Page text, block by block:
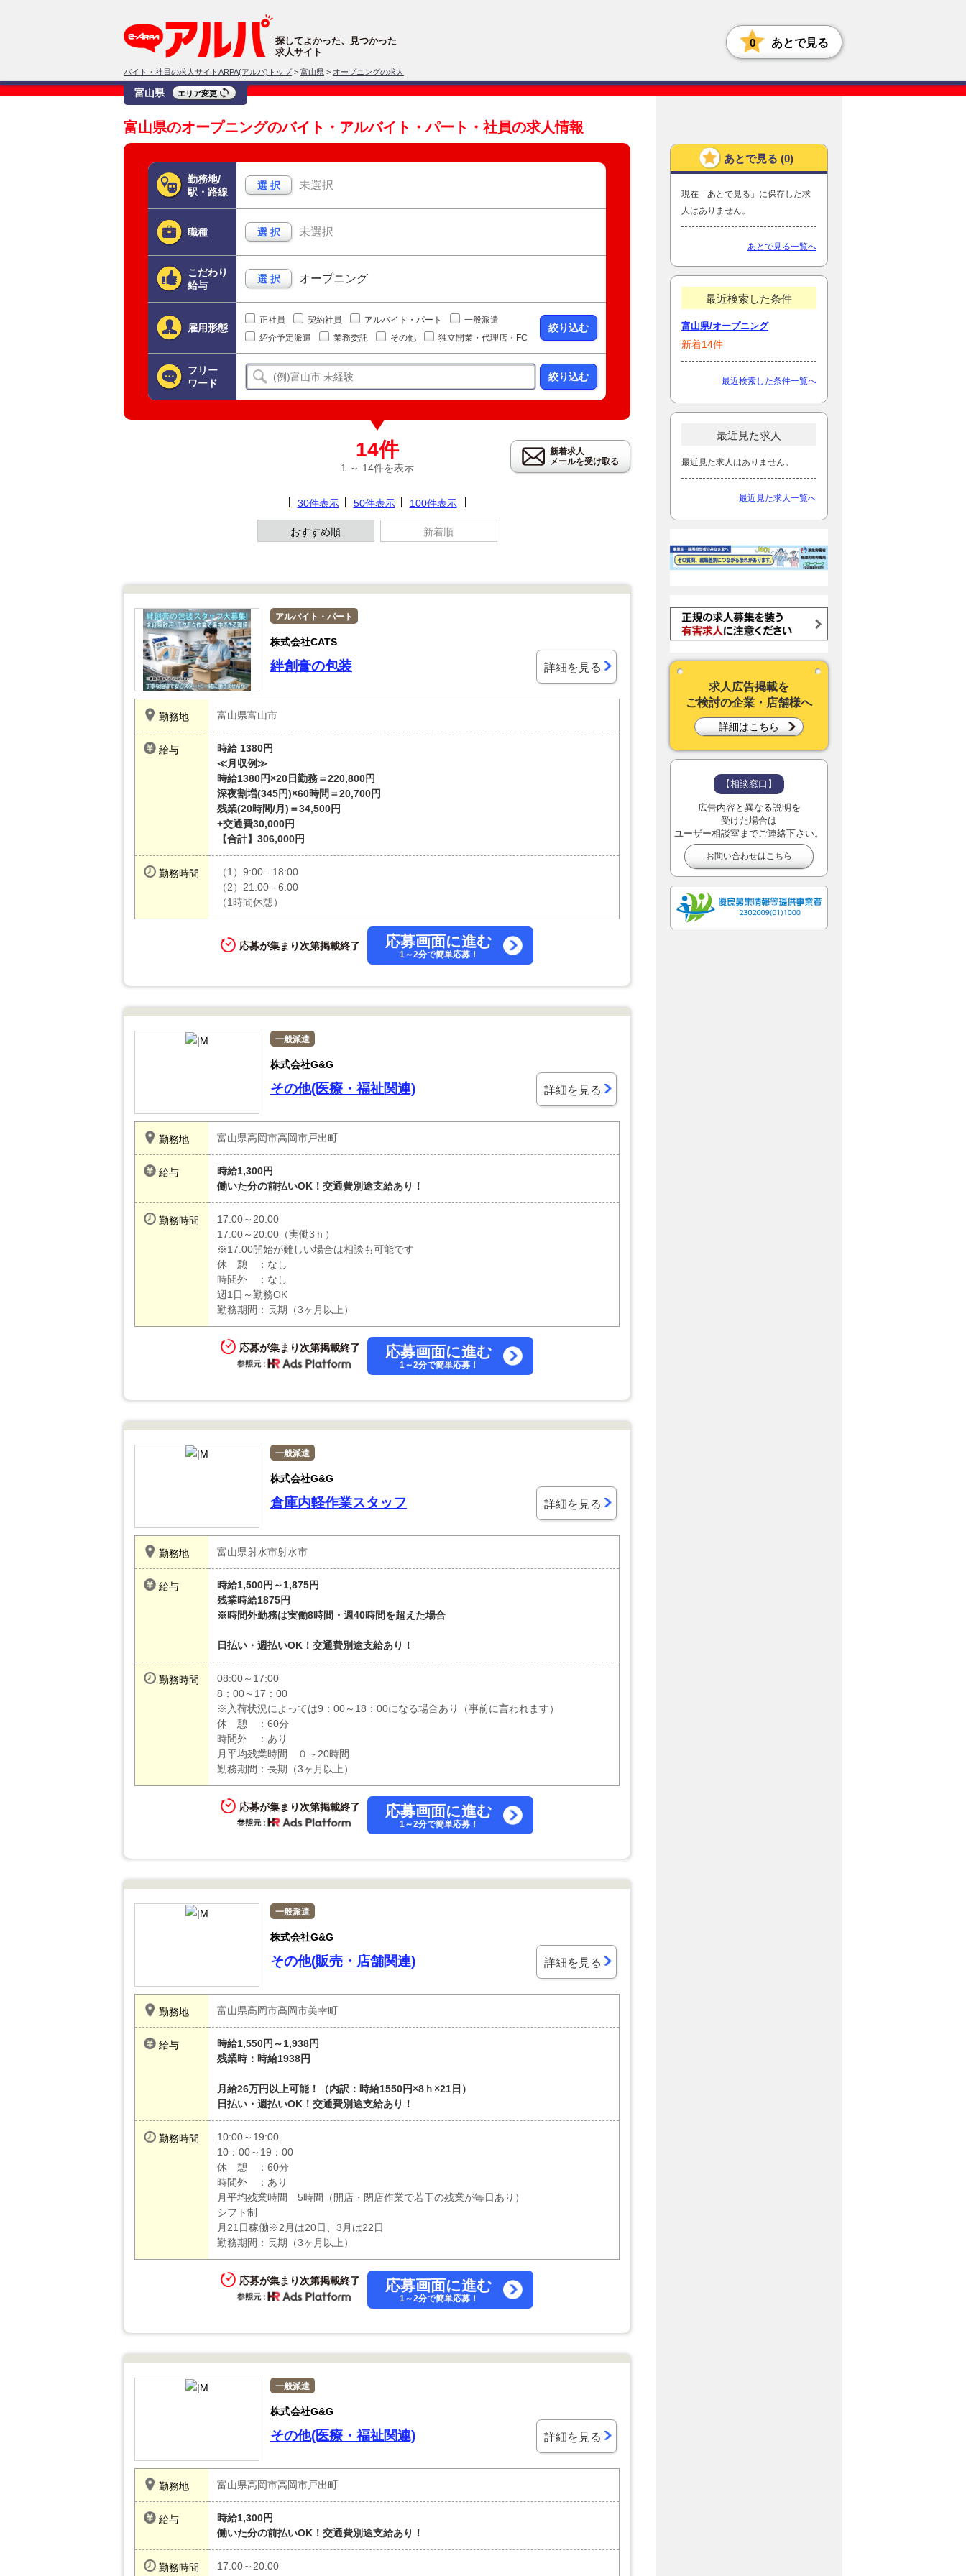
探してよかった、見つかった
求人サイト
バイト・社員の求人サイトARPA(アルパ)トップ > 富山県 > オープニングの求人
0 あとで見る
富山県 エリア変更
富山県のオープニングのバイト・アルバイト・パート・社員の求人情報
勤務地/
駅・路線
選 択 未選択
職種 選 択 未選択
こだわり
給与
選 択 オープニング
雇用形態
正社員 契約社員 アルバイト・パート
一般派遣
紹介予定派遣
業務委託 その他 独立開業・代理店・FC
絞り込む
フリー
ワード
絞り込む
14件
1 ～ 14件を表示
30件表示 50件表示 100件表示
おすすめ順 新着順
新着求人
メールを受け取る
アルバイト・パート
株式会社CATS
絆創膏の包装
勤務地 富山県富山市
給与
時給 1380円
≪月収例≫
時給1380円×20日勤務＝220,800円
深夜割増(345円)×60時間＝20,700円
残業(20時間/月)＝34,500円
+交通費30,000円
【合計】306,000円
勤務時間
（1）9:00 - 18:00
（2）21:00 - 6:00
（1時間休憩）
応募が集まり次第掲載終了 応募画面に進む
1～2分で簡単応募！
詳細を見る
一般派遣
株式会社G&G
その他(医療・福祉関連)
勤務地 富山県高岡市高岡市戸出町
給与
時給1,300円
働いた分の前払いOK！交通費別途支給あり！
勤務時間
17:00～20:00
17:00～20:00（実働3ｈ）
※17:00開始が難しい場合は相談も可能です
休 憩 ：なし
時間外 ：なし
週1日～勤務OK
勤務期間：長期（3ヶ月以上）
応募が集まり次第掲載終了 応募画面に進む
1～2分で簡単応募！
詳細を見る
一般派遣
株式会社G&G
倉庫内軽作業スタッフ
勤務地 富山県射水市射水市
給与
時給1,500円～1,875円
残業時給1875円
※時間外勤務は実働8時間・週40時間を超えた場合
日払い・週払いOK！交通費別途支給あり！
勤務時間
08:00～17:00
8：00～17：00
※入荷状況によっては9：00～18：00になる場合あり（事前に言われます）
休 憩 ：60分
時間外 ：あり
月平均残業時間 ０～20時間
勤務期間：長期（3ヶ月以上）
応募が集まり次第掲載終了 応募画面に進む
1～2分で簡単応募！
詳細を見る
一般派遣
株式会社G&G
その他(販売・店舗関連)
勤務地 富山県高岡市高岡市美幸町
給与
時給1,550円～1,938円
残業時：時給1938円
月給26万円以上可能！（内訳：時給1550円×8ｈ×21日）
日払い・週払いOK！交通費別途支給あり！
勤務時間
10:00～19:00
10：00～19：00
休 憩 ：60分
時間外 ：あり
月平均残業時間 5時間（開店・閉店作業で若干の残業が毎日あり）
シフト制
月21日稼働※2月は20日、3月は22日
勤務期間：長期（3ヶ月以上）
応募が集まり次第掲載終了 応募画面に進む
1～2分で簡単応募！
詳細を見る
一般派遣
株式会社G&G
その他(医療・福祉関連)
勤務地 富山県高岡市高岡市戸出町
給与
時給1,300円
働いた分の前払いOK！交通費別途支給あり！
勤務時間
17:00～20:00
詳細を見る
あとで見る (0)
現在「あとで見る」に保存した求
人はありません。
あとで見る一覧へ
最近検索した条件
富山県/オープニング
新着14件
最近検索した条件一覧へ
最近見た求人
最近見た求人はありません。
最近見た求人一覧へ
求人広告掲載を
ご検討の企業・店舗様へ
詳細はこちら
【相談窓口】
広告内容と異なる説明を
受けた場合は
ユーザー相談室までご連絡下さい。
お問い合わせはこちら